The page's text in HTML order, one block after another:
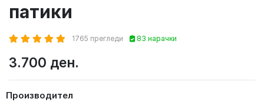
патики
1765 прегледи 83 нарачки
3.700 ден.
Производител